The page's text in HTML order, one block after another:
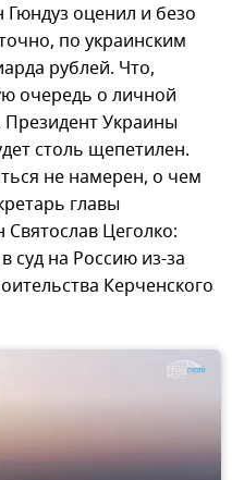
оценил и безо
по украинским
рублей. Что,
очередь о личной
Украины
столь щепетилен.
не намерен, о чем
главы
Святослав Цеголко:
суд на Россию из-за
Керченского